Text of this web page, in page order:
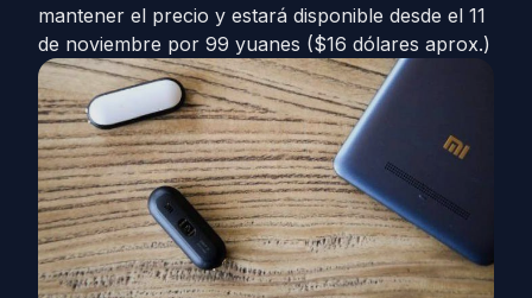
mantener el precio y estará disponible desde el 11
de noviembre por 99 yuanes ($16 dólares aprox.)